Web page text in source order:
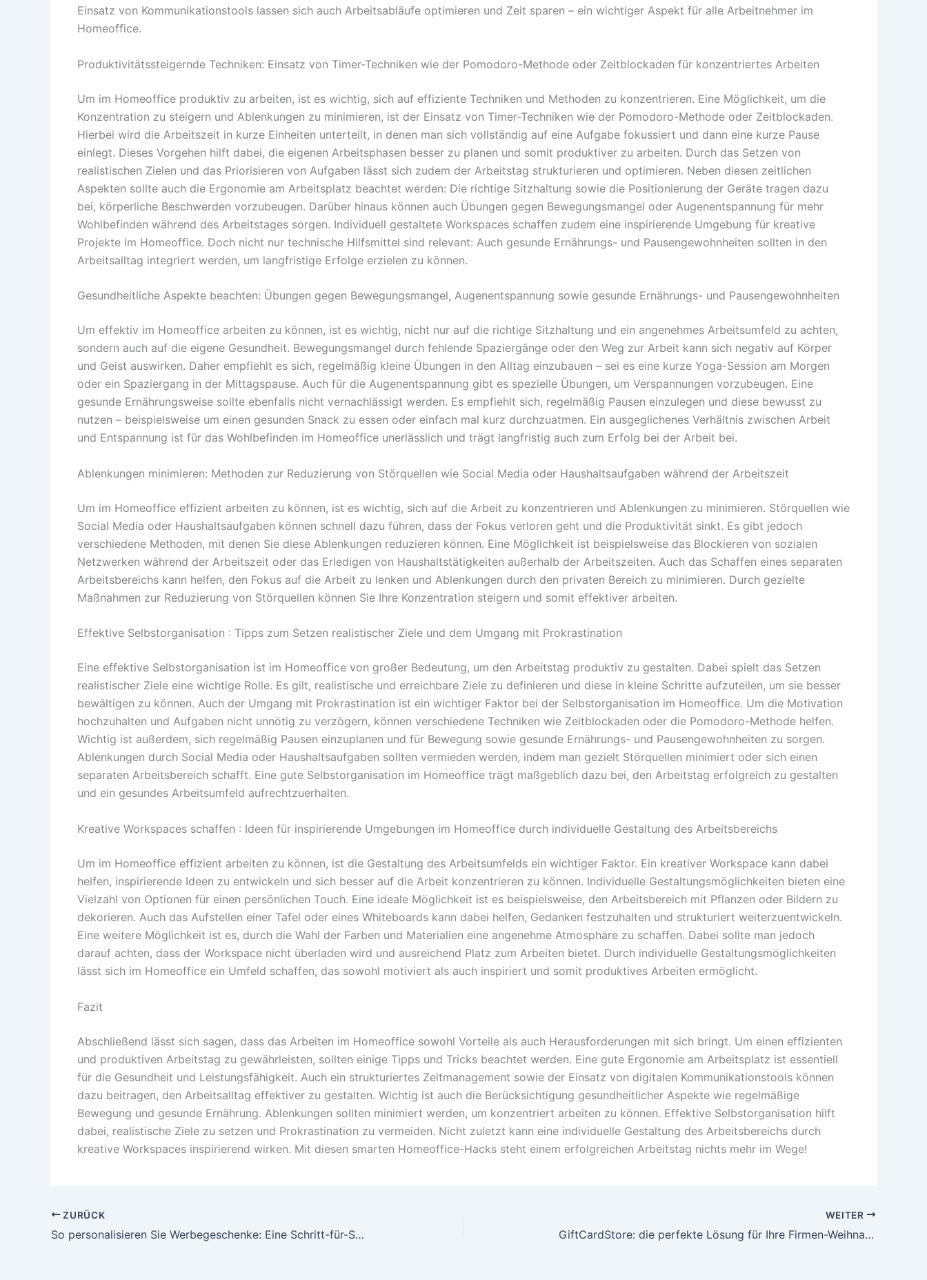
Einsatz von Kommunikationstools lassen sich auch Arbeitsabläufe optimieren und Zeit sparen – ein wichtiger Aspekt für alle Arbeitnehmer im
Homeoffice.
Produktivitätssteigernde Techniken: Einsatz von Timer-Techniken wie der Pomodoro-Methode oder Zeitblockaden für konzentriertes Arbeiten
Um im Homeoffice produktiv zu arbeiten, ist es wichtig, sich auf effiziente Techniken und Methoden zu konzentrieren. Eine Möglichkeit, um die
Konzentration zu steigern und Ablenkungen zu minimieren, ist der Einsatz von Timer-Techniken wie der Pomodoro-Methode oder Zeitblockaden.
Hierbei wird die Arbeitszeit in kurze Einheiten unterteilt, in denen man sich vollständig auf eine Aufgabe fokussiert und dann eine kurze Pause
einlegt. Dieses Vorgehen hilft dabei, die eigenen Arbeitsphasen besser zu planen und somit produktiver zu arbeiten. Durch das Setzen von
realistischen Zielen und das Priorisieren von Aufgaben lässt sich zudem der Arbeitstag strukturieren und optimieren. Neben diesen zeitlichen
Aspekten sollte auch die Ergonomie am Arbeitsplatz beachtet werden: Die richtige Sitzhaltung sowie die Positionierung der Geräte tragen dazu
bei, körperliche Beschwerden vorzubeugen. Darüber hinaus können auch Übungen gegen Bewegungsmangel oder Augenentspannung für mehr
Wohlbefinden während des Arbeitstages sorgen. Individuell gestaltete Workspaces schaffen zudem eine inspirierende Umgebung für kreative
Projekte im Homeoffice. Doch nicht nur technische Hilfsmittel sind relevant: Auch gesunde Ernährungs- und Pausengewohnheiten sollten in den
Arbeitsalltag integriert werden, um langfristige Erfolge erzielen zu können.
Gesundheitliche Aspekte beachten: Übungen gegen Bewegungsmangel, Augenentspannung sowie gesunde Ernährungs- und Pausengewohnheiten
Um effektiv im Homeoffice arbeiten zu können, ist es wichtig, nicht nur auf die richtige Sitzhaltung und ein angenehmes Arbeitsumfeld zu achten,
sondern auch auf die eigene Gesundheit. Bewegungsmangel durch fehlende Spaziergänge oder den Weg zur Arbeit kann sich negativ auf Körper
und Geist auswirken. Daher empfiehlt es sich, regelmäßig kleine Übungen in den Alltag einzubauen – sei es eine kurze Yoga-Session am Morgen
oder ein Spaziergang in der Mittagspause. Auch für die Augenentspannung gibt es spezielle Übungen, um Verspannungen vorzubeugen. Eine
gesunde Ernährungsweise sollte ebenfalls nicht vernachlässigt werden. Es empfiehlt sich, regelmäßig Pausen einzulegen und diese bewusst zu
nutzen – beispielsweise um einen gesunden Snack zu essen oder einfach mal kurz durchzuatmen. Ein ausgeglichenes Verhältnis zwischen Arbeit
und Entspannung ist für das Wohlbefinden im Homeoffice unerlässlich und trägt langfristig auch zum Erfolg bei der Arbeit bei.
Ablenkungen minimieren: Methoden zur Reduzierung von Störquellen wie Social Media oder Haushaltsaufgaben während der Arbeitszeit
Um im Homeoffice effizient arbeiten zu können, ist es wichtig, sich auf die Arbeit zu konzentrieren und Ablenkungen zu minimieren. Störquellen wie
Social Media oder Haushaltsaufgaben können schnell dazu führen, dass der Fokus verloren geht und die Produktivität sinkt. Es gibt jedoch
verschiedene Methoden, mit denen Sie diese Ablenkungen reduzieren können. Eine Möglichkeit ist beispielsweise das Blockieren von sozialen
Netzwerken während der Arbeitszeit oder das Erledigen von Haushaltstätigkeiten außerhalb der Arbeitszeiten. Auch das Schaffen eines separaten
Arbeitsbereichs kann helfen, den Fokus auf die Arbeit zu lenken und Ablenkungen durch den privaten Bereich zu minimieren. Durch gezielte
Maßnahmen zur Reduzierung von Störquellen können Sie Ihre Konzentration steigern und somit effektiver arbeiten.
Effektive Selbstorganisation : Tipps zum Setzen realistischer Ziele und dem Umgang mit Prokrastination
Eine effektive Selbstorganisation ist im Homeoffice von großer Bedeutung, um den Arbeitstag produktiv zu gestalten. Dabei spielt das Setzen
realistischer Ziele eine wichtige Rolle. Es gilt, realistische und erreichbare Ziele zu definieren und diese in kleine Schritte aufzuteilen, um sie besser
bewältigen zu können. Auch der Umgang mit Prokrastination ist ein wichtiger Faktor bei der Selbstorganisation im Homeoffice. Um die Motivation
hochzuhalten und Aufgaben nicht unnötig zu verzögern, können verschiedene Techniken wie Zeitblockaden oder die Pomodoro-Methode helfen.
Wichtig ist außerdem, sich regelmäßig Pausen einzuplanen und für Bewegung sowie gesunde Ernährungs- und Pausengewohnheiten zu sorgen.
Ablenkungen durch Social Media oder Haushaltsaufgaben sollten vermieden werden, indem man gezielt Störquellen minimiert oder sich einen
separaten Arbeitsbereich schafft. Eine gute Selbstorganisation im Homeoffice trägt maßgeblich dazu bei, den Arbeitstag erfolgreich zu gestalten
und ein gesundes Arbeitsumfeld aufrechtzuerhalten.
Kreative Workspaces schaffen : Ideen für inspirierende Umgebungen im Homeoffice durch individuelle Gestaltung des Arbeitsbereichs
Um im Homeoffice effizient arbeiten zu können, ist die Gestaltung des Arbeitsumfelds ein wichtiger Faktor. Ein kreativer Workspace kann dabei
helfen, inspirierende Ideen zu entwickeln und sich besser auf die Arbeit konzentrieren zu können. Individuelle Gestaltungsmöglichkeiten bieten eine
Vielzahl von Optionen für einen persönlichen Touch. Eine ideale Möglichkeit ist es beispielsweise, den Arbeitsbereich mit Pflanzen oder Bildern zu
dekorieren. Auch das Aufstellen einer Tafel oder eines Whiteboards kann dabei helfen, Gedanken festzuhalten und strukturiert weiterzuentwickeln.
Eine weitere Möglichkeit ist es, durch die Wahl der Farben und Materialien eine angenehme Atmosphäre zu schaffen. Dabei sollte man jedoch
darauf achten, dass der Workspace nicht überladen wird und ausreichend Platz zum Arbeiten bietet. Durch individuelle Gestaltungsmöglichkeiten
lässt sich im Homeoffice ein Umfeld schaffen, das sowohl motiviert als auch inspiriert und somit produktives Arbeiten ermöglicht.
Fazit
Abschließend lässt sich sagen, dass das Arbeiten im Homeoffice sowohl Vorteile als auch Herausforderungen mit sich bringt. Um einen effizienten
und produktiven Arbeitstag zu gewährleisten, sollten einige Tipps und Tricks beachtet werden. Eine gute Ergonomie am Arbeitsplatz ist essentiell
für die Gesundheit und Leistungsfähigkeit. Auch ein strukturiertes Zeitmanagement sowie der Einsatz von digitalen Kommunikationstools können
dazu beitragen, den Arbeitsalltag effektiver zu gestalten. Wichtig ist auch die Berücksichtigung gesundheitlicher Aspekte wie regelmäßige
Bewegung und gesunde Ernährung. Ablenkungen sollten minimiert werden, um konzentriert arbeiten zu können. Effektive Selbstorganisation hilft
dabei, realistische Ziele zu setzen und Prokrastination zu vermeiden. Nicht zuletzt kann eine individuelle Gestaltung des Arbeitsbereichs durch
kreative Workspaces inspirierend wirken. Mit diesen smarten Homeoffice-Hacks steht einem erfolgreichen Arbeitstag nichts mehr im Wege!
ZURÜCK
So personalisieren Sie Werbegeschenke: Eine Schritt-für-Schritt-Anleitung für bedruckte Kugelschreiber
WEITER
GiftCardStore: die perfekte Lösung für Ihre Firmen-Weihnachtsgeschenke